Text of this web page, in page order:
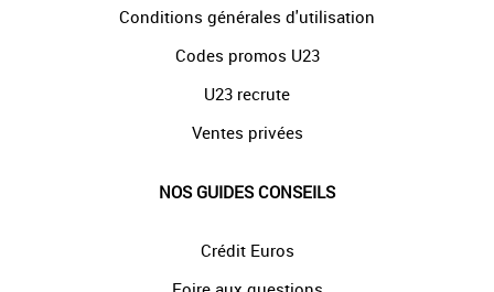
Conditions générales d'utilisation
Codes promos U23
U23 recrute
Ventes privées
NOS GUIDES CONSEILS
Crédit Euros